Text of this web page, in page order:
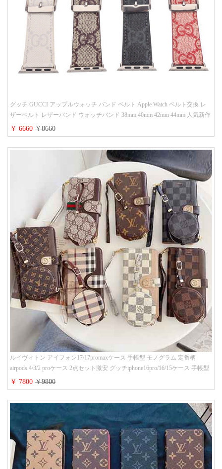
グッチ GUCCI アップルウォッチ バンド ベルト Apple Watch ベルト交換 レ
ザーベルト レザーバンド ウォッチバンド 38mm 40mm 42mm 44mm 人気新作
￥ 6660￥8660
ルイヴィトン アイフォン17/17promaxケース 手帳型 モノグラム 定番柄
airpods 4/3/2 proケース 2点セット激安 グッチiphone16pro/16/15ケース 手帳型
財布カード入り 多機能 ハイ ブランド Galaxy S25/S24/S23手帳カバー おすす
め
￥ 7800￥9800